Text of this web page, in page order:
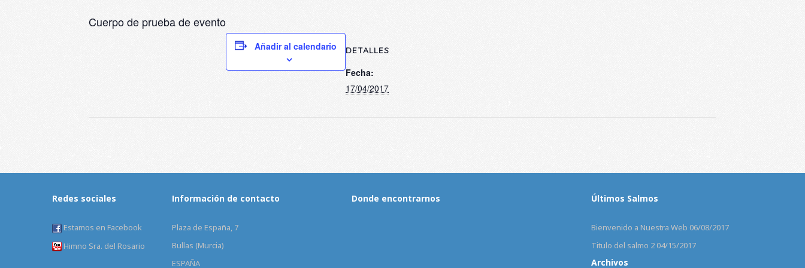
Cuerpo de prueba de evento
Añadir al calendario DETALLES
Fecha:
17/04/2017
Redes sociales
Estamos en Facebook
Himno Sra. del Rosario
Información de contacto
Plaza de España, 7
Bullas (Murcia)
ESPAÑA
Donde encontrarnos Últimos Salmos
Bienvenido a Nuestra Web 06/08/2017
Titulo del salmo 2 04/15/2017
Archivos